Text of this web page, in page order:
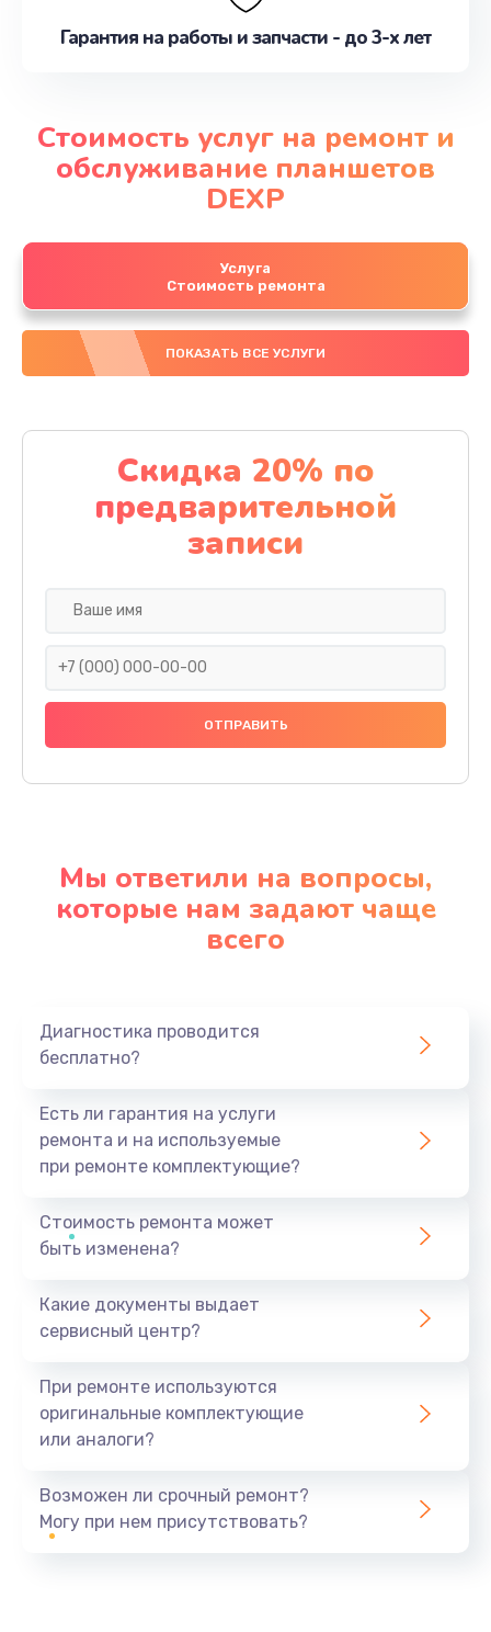
Гарантия на работы и запчасти - до 3-х лет
Стоимость услуг на ремонт и
обслуживание планшетов
DEXP
Услуга
Стоимость ремонта
ПОКАЗАТЬ ВСЕ УСЛУГИ
Скидка 20% по
предварительной
записи
Мы ответили на вопросы,
которые нам задают чаще
всего
Диагностика проводится
бесплатно?
Есть ли гарантия на услуги
ремонта и на используемые
при ремонте комплектующие?
Стоимость ремонта может
быть изменена?
Какие документы выдает
сервисный центр?
При ремонте используются
оригинальные комплектующие
или аналоги?
Возможен ли срочный ремонт?
Могу при нем присутствовать?